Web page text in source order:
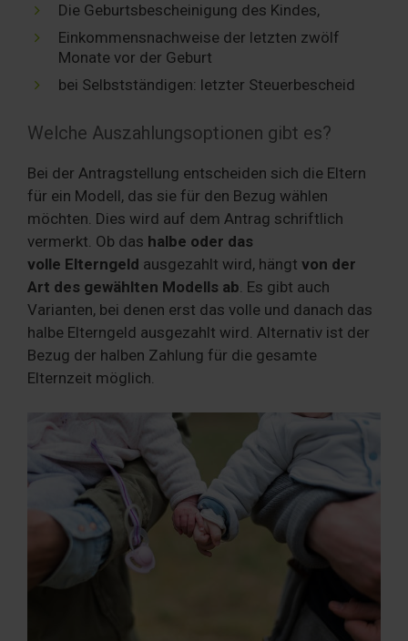
Die Geburtsbescheinigung des Kindes,
Einkommensnachweise der letzten zwölf
Monate vor der Geburt
bei Selbstständigen: letzter Steuerbescheid
Welche Auszahlungsoptionen gibt es?
Bei der Antragstellung entscheiden sich die Eltern
für ein Modell, das sie für den Bezug wählen
möchten. Dies wird auf dem Antrag schriftlich
vermerkt. Ob das halbe oder das
volle Elterngeld ausgezahlt wird, hängt von der
Art des gewählten Modells ab . Es gibt auch
Varianten, bei denen erst das volle und danach das
halbe Elterngeld ausgezahlt wird. Alternativ ist der
Bezug der halben Zahlung für die gesamte
Elternzeit möglich.